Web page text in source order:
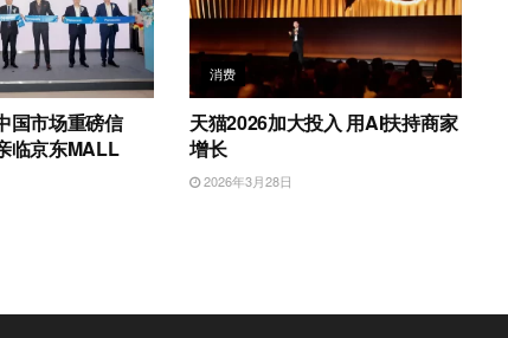
国市场重磅信
临京东MALL
消费
天猫2026加大投入 用AI扶持商家
增长
2026年3月28日